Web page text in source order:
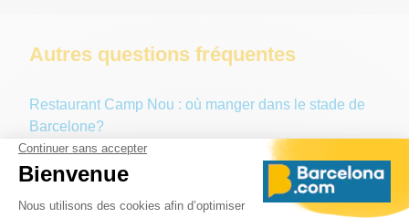
Autres questions fréquentes
Restaurant Camp Nou : où manger dans le stade de
Barcelone?
Parking Camp Nou : Où se garer ?